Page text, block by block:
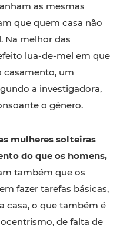
as mesmas
que quem casa não
Na melhor das
lua-de-mel em que
casamento, um
a investigadora,
o género.
mulheres solteiras
do que os homens,
também que os
fazer tarefas básicas,
casa, o que também é
de falta de